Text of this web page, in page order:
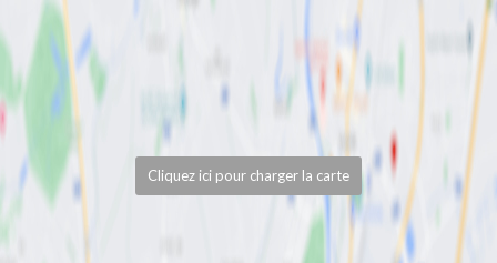
Cliquez ici pour charger la carte